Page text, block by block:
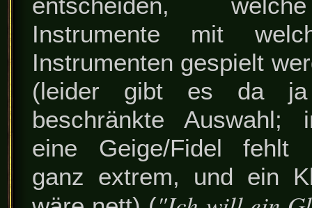
Instrumente mit
Instrumenten gespielt
(leider gibt es da
beschränkte Auswahl;
eine Geige/Fidel fehlt
ganz extrem, und ein